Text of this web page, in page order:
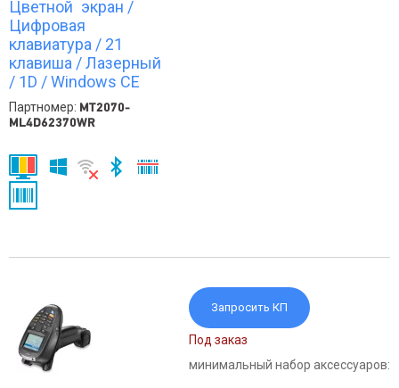
Цветной экран /
Цифровая
клавиатура / 21
клавиша / Лазерный
/ 1D / Windows CE
Партномер: MT2070-
ML4D62370WR
Запросить КП
Под заказ
минимальный набор аксессуаров: